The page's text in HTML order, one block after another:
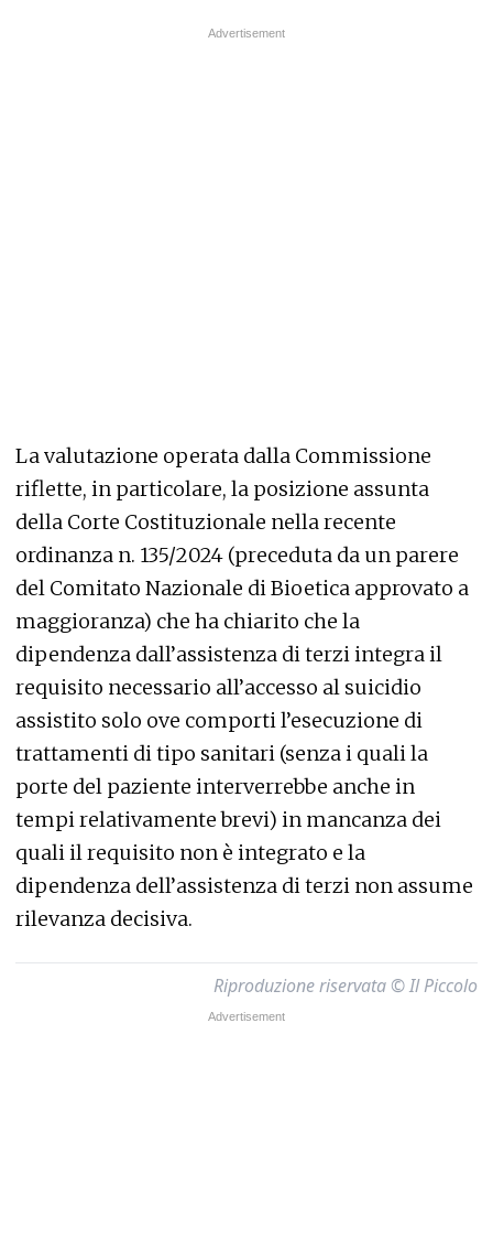
La valutazione operata dalla Commissione
riflette, in particolare, la posizione assunta
della Corte Costituzionale nella recente
ordinanza n. 135/2024 (preceduta da un parere
del Comitato Nazionale di Bioetica approvato a
maggioranza) che ha chiarito che la
dipendenza dall’assistenza di terzi integra il
requisito necessario all’accesso al suicidio
assistito solo ove comporti l’esecuzione di
trattamenti di tipo sanitari (senza i quali la
porte del paziente interverrebbe anche in
tempi relativamente brevi) in mancanza dei
quali il requisito non è integrato e la
dipendenza dell’assistenza di terzi non assume
rilevanza decisiva.
Riproduzione riservata © Il Piccolo